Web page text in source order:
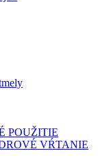
POUŽITIE
VŔTANIE